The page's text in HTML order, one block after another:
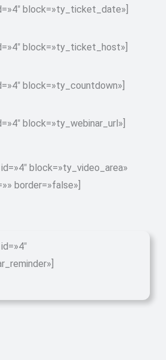
block=»ty_ticket_date»]
block=»ty_ticket_host»]
block=»ty_countdown»]
block=»ty_webinar_url»]
block=»ty_video_area»
border=»false»]